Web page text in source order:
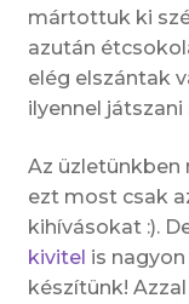
mártottuk ki
azután
elég elszántak
ilyennel
Az üzletünkben
ezt most csak
kihívásokat :).
kivitel is
készítünk!